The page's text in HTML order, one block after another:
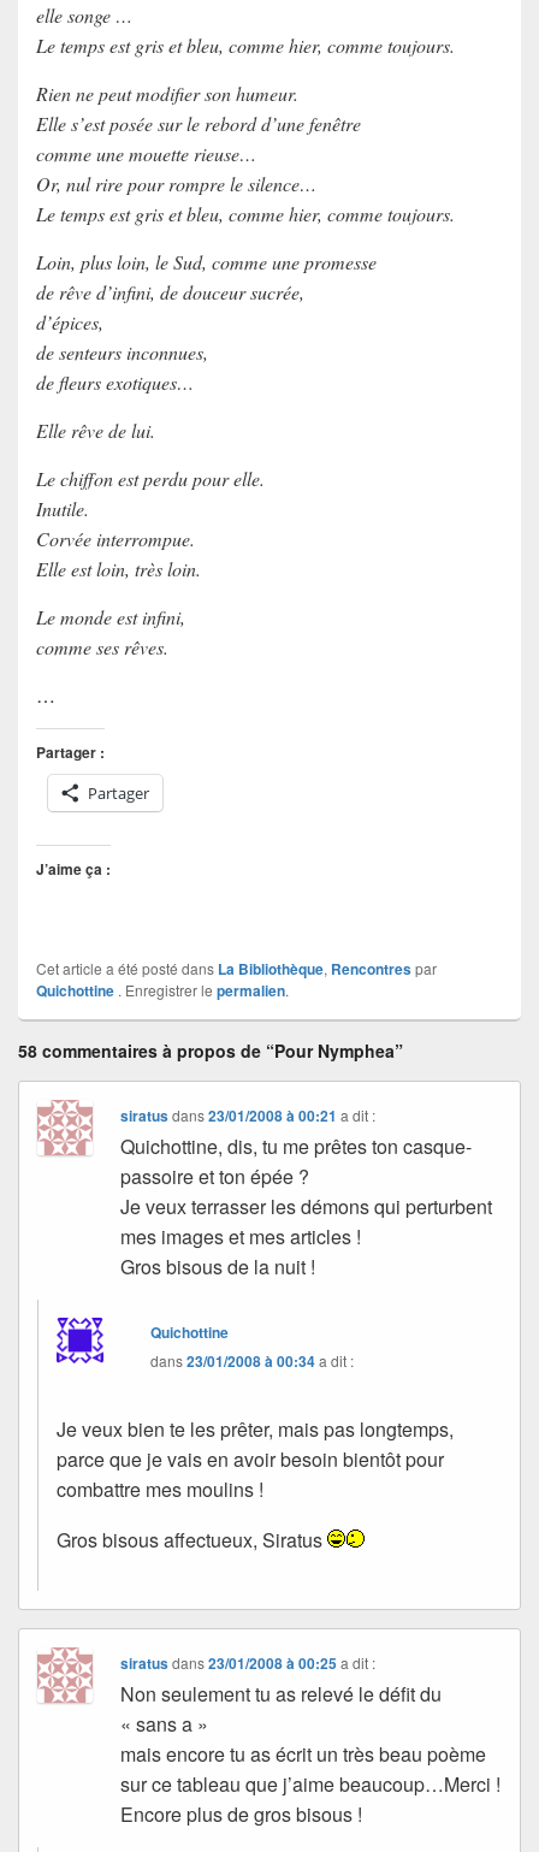
elle songe …
Le temps est gris et bleu, comme hier, comme toujours.
Rien ne peut modifier son humeur.
Elle s’est posée sur le rebord d’une fenêtre
comme une mouette rieuse…
Or, nul rire pour rompre le silence…
Le temps est gris et bleu, comme hier, comme toujours.
Loin, plus loin, le Sud, comme une promesse
de rêve d’infini, de douceur sucrée,
d’épices,
de senteurs inconnues,
de fleurs exotiques…
Elle rêve de lui.
Le chiffon est perdu pour elle.
Inutile.
Corvée interrompue.
Elle est loin, très loin.
Le monde est infini,
comme ses rêves.
…
Partager :
Partager
J’aime ça :
Cet article a été posté dans La Bibliothèque, Rencontrespar
Quichottine . Enregistrer le permalien.
58 commentaires à propos de “Pour Nymphea”
siratusdans23/01/2008 à 00:21 a dit :
Quichottine, dis, tu me prêtes ton casque-
passoire et ton épée ?
Je veux terrasser les démons qui perturbent
mes images et mes articles !
Gros bisous de la nuit !
Quichottine
dans23/01/2008 à 00:34a dit :
Je veux bien te les prêter, mais pas longtemps,
parce que je vais en avoir besoin bientôt pour
combattre mes moulins !
Gros bisous affectueux, Siratus
siratusdans23/01/2008 à 00:25 a dit :
Non seulement tu as relevé le défit du
« sans a »
mais encore tu as écrit un très beau poème
sur ce tableau que j’aime beaucoup…Merci !
Encore plus de gros bisous !